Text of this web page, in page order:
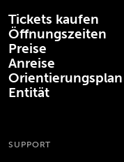
Tickets kaufen
Öffnungszeiten
Preise
Anreise
Orientierungsplan
Entität
SUPPORT